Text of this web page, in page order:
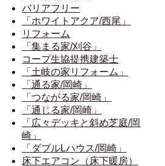
バリアフリー
「ホワイトアクア/西尾」
リフォーム
「集まる家/刈谷」
コープ生協提携建築士
「土岐の家リフォーム」
「通る家/岡崎」
「つながる家/岡崎」
「通じる家/岡崎」
「広々デッキと斜め芝庭/岡
崎」
「ダブルLハウス/岡崎」
床下エアコン（床下暖房）